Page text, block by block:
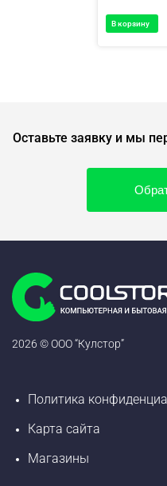
В корзину
Оставьте заявку и мы
2026 © ООО “Кулстор”
Политика
Карта сайта
Магазины